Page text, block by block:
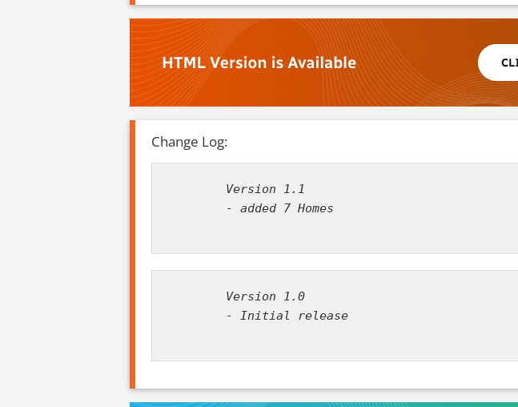
Change Log:
        Version 1.1
        - added 7 Homes
        Version 1.0
        - Initial release